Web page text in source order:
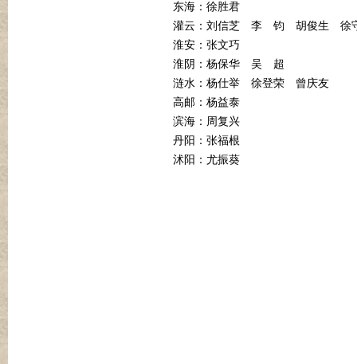
东海：徐胜君
灌云：刘信芝
李 钧 胡俊生
徐
淮安：张文巧
淮阴：杨保华
吴
超
涟水：杨仕举
徐登荣
曾庆友
高邮：杨益泰
滨海：周复兴
丹阳：张福根
沭阳：尤振葵